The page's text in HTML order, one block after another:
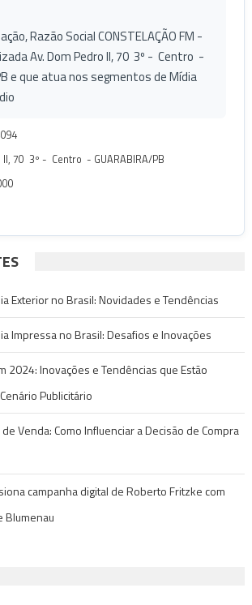
Razão Social CONSTELAÇÃO FM -
Av. Dom Pedro II, 70 3º - Centro -
e que atua nos segmentos de Mídia
II, 70 3º - Centro - GUARABIRA/PB
Exterior no Brasil: Novidades e Tendências
Impressa no Brasil: Desafios e Inovações
2024: Inovações e Tendências que Estão
Publicitário
Venda: Como Influenciar a Decisão de Compra
campanha digital de Roberto Fritzke com
Blumenau